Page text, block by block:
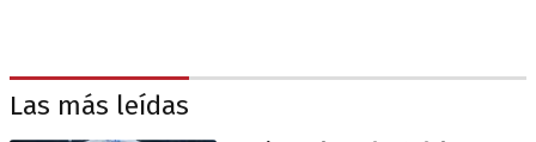
Las más leídas